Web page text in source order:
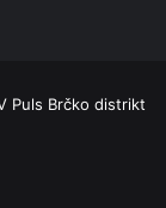
Puls Brčko distrikt